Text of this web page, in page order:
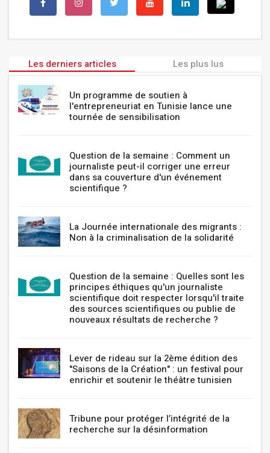
Les derniers articles Les plus lus
Un programme de soutien à
l'entrepreneuriat en Tunisie lance une
tournée de sensibilisation
Question de la semaine : Comment un
journaliste peut-il corriger une erreur
dans sa couverture d'un événement
scientifique ?
La Journée internationale des migrants :
Non à la criminalisation de la solidarité
Question de la semaine : Quelles sont les
principes éthiques qu'un journaliste
scientifique doit respecter lorsqu'il traite
des sources scientifiques ou publie de
nouveaux résultats de recherche ?
Lever de rideau sur la 2ème édition des
"Saisons de la Création" : un festival pour
enrichir et soutenir le théâtre tunisien
Tribune pour protéger l’intégrité de la
recherche sur la désinformation